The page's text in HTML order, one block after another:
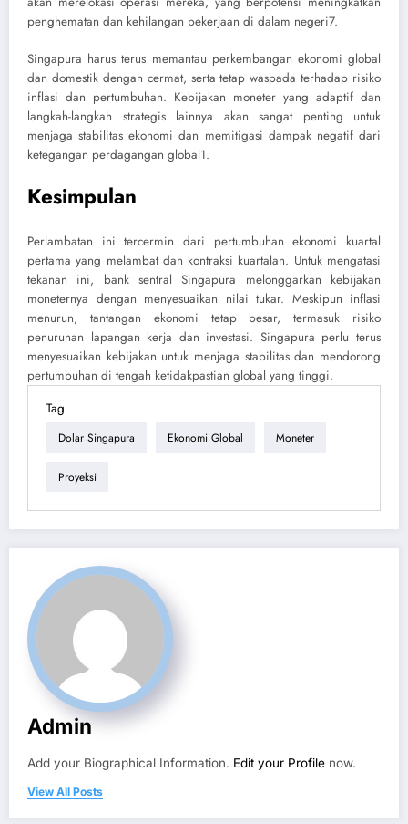
penghematan dan kehilangan pekerjaan di dalam negeri7.
Singapura harus terus memantau perkembangan ekonomi global
dan domestik dengan cermat, serta tetap waspada terhadap risiko
inflasi dan pertumbuhan. Kebijakan moneter yang adaptif dan
langkah-langkah strategis lainnya akan sangat penting untuk
menjaga stabilitas ekonomi dan memitigasi dampak negatif dari
ketegangan perdagangan global1.
Kesimpulan
Perlambatan ini tercermin dari pertumbuhan ekonomi kuartal
pertama yang melambat dan kontraksi kuartalan. Untuk mengatasi
tekanan ini, bank sentral Singapura melonggarkan kebijakan
moneternya dengan menyesuaikan nilai tukar. Meskipun inflasi
menurun, tantangan ekonomi tetap besar, termasuk risiko
penurunan lapangan kerja dan investasi. Singapura perlu terus
menyesuaikan kebijakan untuk menjaga stabilitas dan mendorong
pertumbuhan di tengah ketidakpastian global yang tinggi.
Tag
Dolar Singapura Ekonomi Global Moneter
Proyeksi
Admin
Add your Biographical Information. Edit your Profile now.
View All Posts